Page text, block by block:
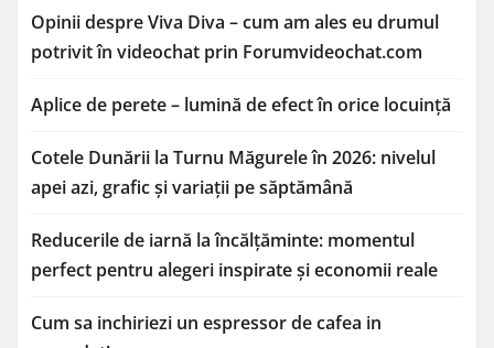
Opinii despre Viva Diva – cum am ales eu drumul
potrivit în videochat prin Forumvideochat.com
Aplice de perete – lumină de efect în orice locuință
Cotele Dunării la Turnu Măgurele în 2026: nivelul
apei azi, grafic și variații pe săptămână
Reducerile de iarnă la încălțăminte: momentul
perfect pentru alegeri inspirate și economii reale
Cum sa inchiriezi un espressor de cafea in